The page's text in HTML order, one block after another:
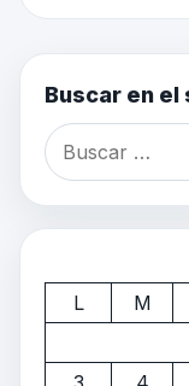
Buscar en el
L
M